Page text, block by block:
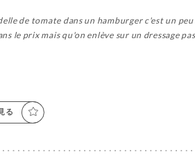
de tomate dans un hamburger c'est un
le prix mais qu'on enlève sur un dressage
る